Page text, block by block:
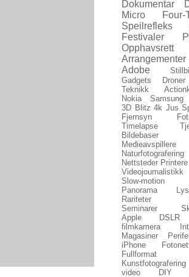
Dokumentar
Micro Four-
Speilrefleks
Festivaler
Opphavsrett
Arrangementer
Adobe
Gadgets
Droner
Teknikk
Nokia
Samsung
3D Blitz 4k Jus
Fjernsyn
Timelapse
Bildebaser
Medieavspillere
Naturfotografering
Nettsteder Printere
Videojournalistikk
Slow-motion
Panorama
Rariteter
Seminarer
Apple
filmkamera
Magasiner
iPhone
Fullformat
Kunstfotografering
video
DIY